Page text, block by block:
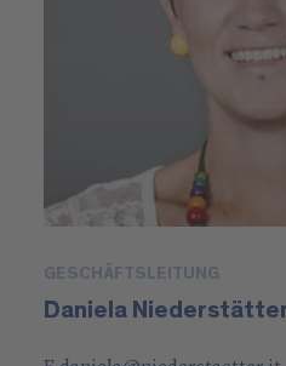
GESCHÄFTSLEITUNG
Daniela